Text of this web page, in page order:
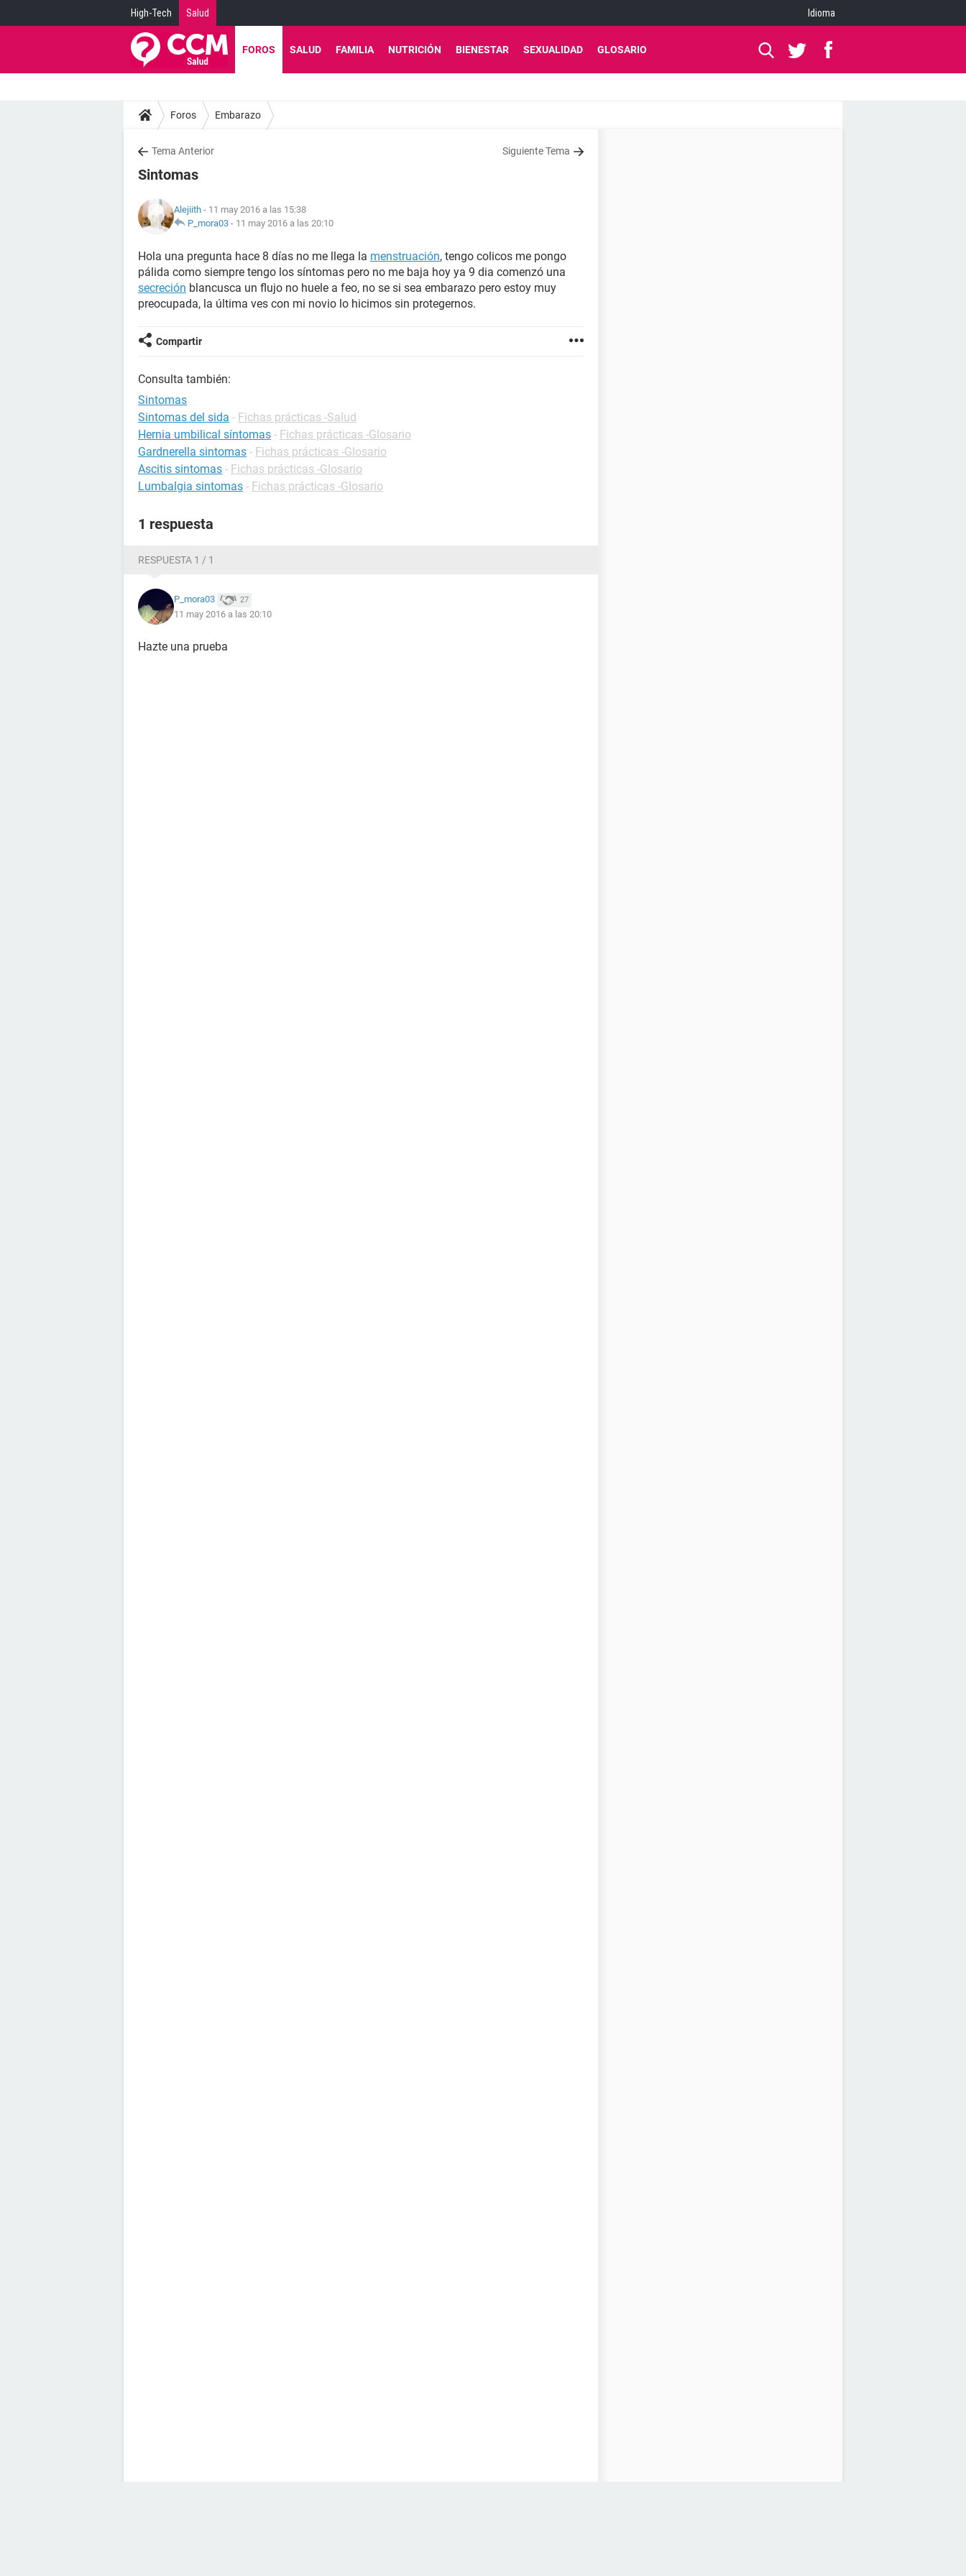
High-Tech Salud Idioma
FOROS SALUD FAMILIA NUTRICIÓN BIENESTAR SEXUALIDAD GLOSARIO
Foros Embarazo
Tema Anterior Siguiente Tema
Sintomas
Alejiith - 11 may 2016 a las 15:38
P_mora03 - 11 may 2016 a las 20:10
Hola una pregunta hace 8 días no me llega la menstruación, tengo colicos me pongo
pálida como siempre tengo los síntomas pero no me baja hoy ya 9 dia comenzó una
secreción blancusca un flujo no huele a feo, no se si sea embarazo pero estoy muy
preocupada, la última ves con mi novio lo hicimos sin protegernos.
Compartir
Consulta también:
Sintomas
Sintomas del sida - Fichas prácticas -Salud
Hernia umbilical síntomas - Fichas prácticas -Glosario
Gardnerella sintomas - Fichas prácticas -Glosario
Ascitis sintomas - Fichas prácticas -Glosario
Lumbalgia sintomas - Fichas prácticas -Glosario
1 respuesta
RESPUESTA 1 / 1
P_mora03 27
11 may 2016 a las 20:10
Hazte una prueba